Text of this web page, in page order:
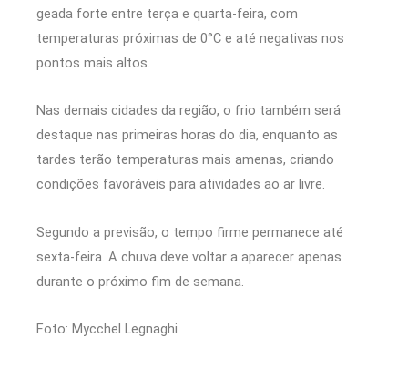
geada forte entre terça e quarta-feira, com
temperaturas próximas de 0°C e até negativas nos
pontos mais altos.
Nas demais cidades da região, o frio também será
destaque nas primeiras horas do dia, enquanto as
tardes terão temperaturas mais amenas, criando
condições favoráveis para atividades ao ar livre.
Segundo a previsão, o tempo firme permanece até
sexta-feira. A chuva deve voltar a aparecer apenas
durante o próximo fim de semana.
Foto: Mycchel Legnaghi